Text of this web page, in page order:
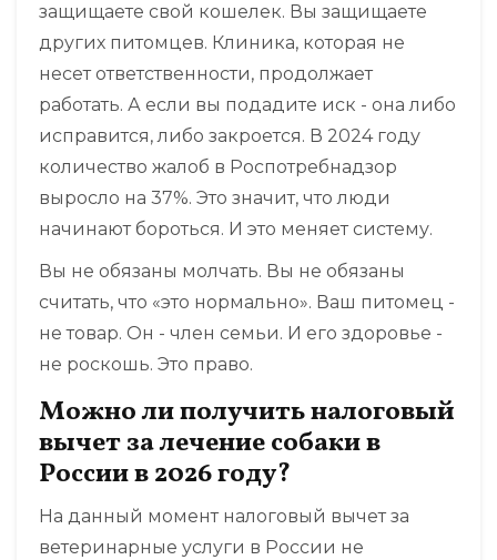
защищаете свой кошелек. Вы защищаете
других питомцев. Клиника, которая не
несет ответственности, продолжает
работать. А если вы подадите иск - она либо
исправится, либо закроется. В 2024 году
количество жалоб в Роспотребнадзор
выросло на 37%. Это значит, что люди
начинают бороться. И это меняет систему.
Вы не обязаны молчать. Вы не обязаны
считать, что «это нормально». Ваш питомец -
не товар. Он - член семьи. И его здоровье -
не роскошь. Это право.
Можно ли получить налоговый
вычет за лечение собаки в
России в 2026 году?
На данный момент налоговый вычет за
ветеринарные услуги в России не